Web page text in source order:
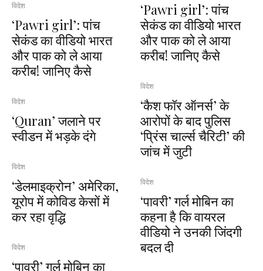
विदेश
‘Pawri girl’: पांच
सेकंड का वीडियो भारत
और पाक को ले आया
करीब! जानिए कैसे
विदेश
‘Quran’ जलाने पर
स्वीडन में भड़के दंगे
विदेश
‘डेलमाइक्रोन’ अमेरिका,
यूरोप में कोविड केसों में
कर रहा वृद्धि
विदेश
‘पावरी’ गर्ल मोबिन का
‘Pawri girl’: पांच
सेकंड का वीडियो भारत
और पाक को ले आया
करीब! जानिए कैसे
विदेश
‘कैश फॉर ऑनर्स’ के
आरोपों के बाद पुलिस
‘प्रिंस चार्ल्स चैरिटी’ की
जांच में जुटी
विदेश
‘पावरी’ गर्ल मोबिन का
कहना है कि वायरल
वीडियो ने उनकी जिंदगी
बदल दी